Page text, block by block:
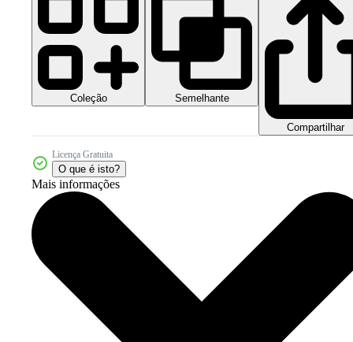
Coleção Semelhante
Compartilhar
Licença Gratuita
O que é isto?
Mais informações